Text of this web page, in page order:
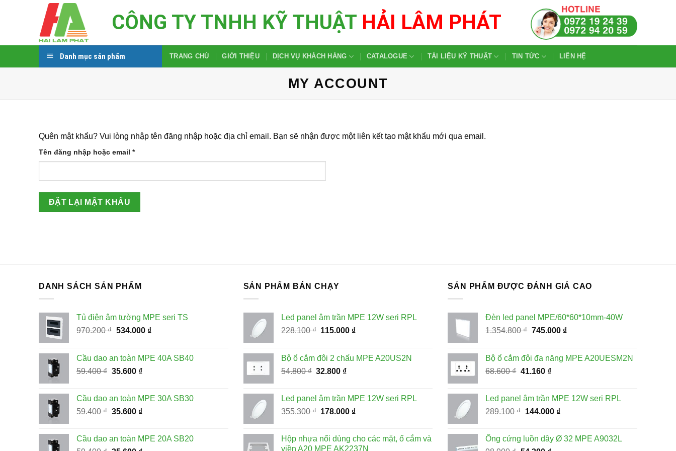
CÔNG TY TNHH KỸ THUẬT HẢI LÂM PHÁT
Danh mục sản phẩm TRANG CHỦ GIỚI THIỆU DỊCH VỤ KHÁCH HÀNG CATALOGUE TÀI LIỆU KỸ THUẬT TIN TỨC LIÊN HỆ
MY ACCOUNT
Quên mật khẩu? Vui lòng nhập tên đăng nhập hoặc địa chỉ email. Bạn sẽ nhận được một liên kết tạo mật khẩu mới qua email.
Tên đăng nhập hoặc email *Bắt
buộc
ĐẶT LẠI MẬT KHẨU
DANH SÁCH SẢN PHẨM
Tủ điện âm tường MPE seri TS
970.200₫ Giá
970.200 ₫.
534.000 ₫Giá
là:
Cầu dao an toàn MPE 40A SB40
59.400₫ Giá
59.400 ₫.
35.600 ₫Giá
là:
35.600 ₫.
Cầu dao an toàn MPE 30A SB30
59.400₫ Giá
59.400 ₫.
35.600 ₫Giá
là:
Cầu dao an toàn MPE 20A SB20
SẢN PHẨM BÁN CHẠY
Led panel âm trần MPE 12W seri RPL
228.100₫ Giá
228.100 ₫.
115.000 ₫Giá
là:
Bộ ổ cắm đôi 2 chấu MPE A20US2N
54.800₫ Giá
54.800 ₫.
32.800 ₫Giá
là:
32.800 ₫.
Led panel âm trần MPE 12W seri RPL
355.300₫ Giá
355.300 ₫.
178.000 ₫Giá
là:
Hộp nhựa nổi dùng cho các mặt, ổ cắm và
viền A20 MPE AK2237N
SẢN PHẨM ĐƯỢC ĐÁNH GIÁ CAO
Đèn led panel MPE/60*60*10mm-40W
1.354.800₫ Giá
1.354.800 ₫.
745.000 ₫Giá
là:
Bộ ổ cắm đôi đa năng MPE A20UESM2N
68.600₫ Giá
68.600 ₫.
41.160 ₫Giá
là:
41.160 ₫.
Led panel âm trần MPE 12W seri RPL
289.100₫ Giá
289.100 ₫.
144.000 ₫Giá
là:
Ống cứng luồn dây Ø 32 MPE A9032L